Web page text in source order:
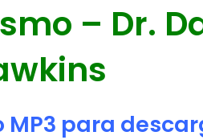
– Dr.
para